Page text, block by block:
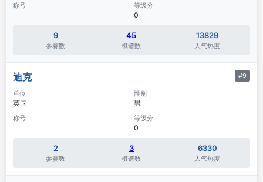
称号 等级分
0
9
参赛数
45
棋谱数
13829
人气热度
迪克 #9
单位
英国
性别
男
称号 等级分
0
2
参赛数
3
棋谱数
6330
人气热度